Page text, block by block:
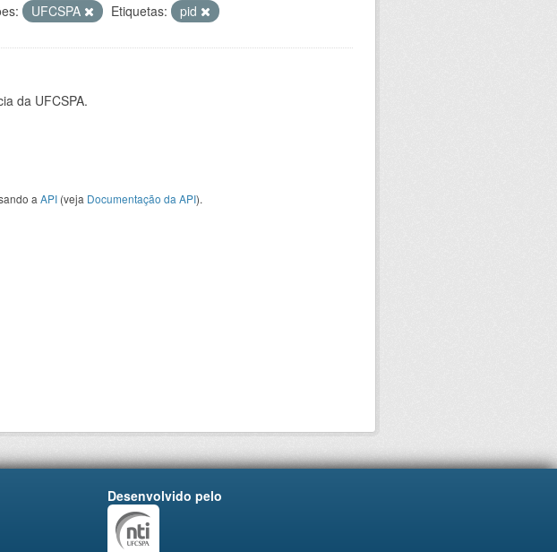
UFCSPA Etiquetas: pid
da UFCSPA.
a API (veja Documentação da API).
Desenvolvido pelo